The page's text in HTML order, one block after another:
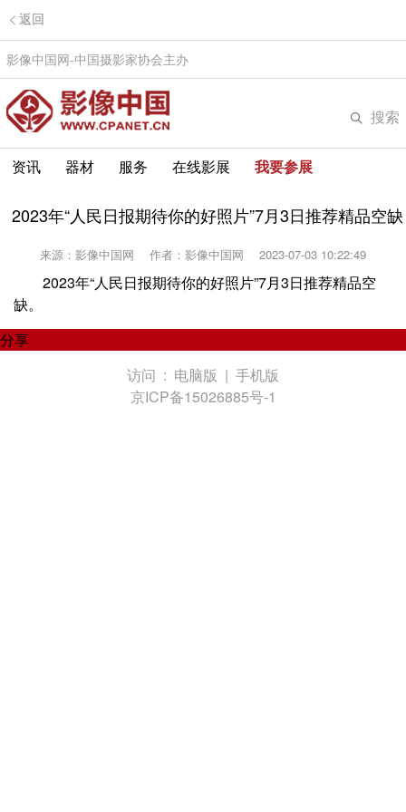
返回
影像中国网-中国摄影家协会主办
搜索
资讯 器材 服务 在线影展 我要参展
2023年“人民日报期待你的好照片”7月3日推荐精品空缺
来源：影像中国网 作者：影像中国网 2023-07-03 10:22:49
2023年“人民日报期待你的好照片”7月3日推荐精品空
缺。
分享
访问 : 电脑版 | 手机版
京ICP备15026885号-1